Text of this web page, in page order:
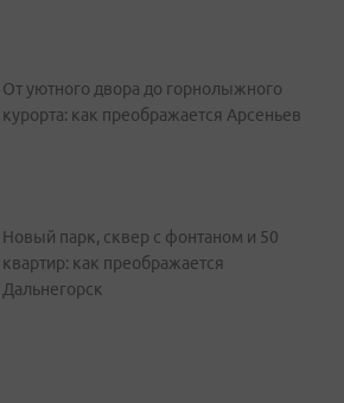
От уютного двора до горнолыжного
курорта: как преображается Арсеньев
Новый парк, сквер с фонтаном и 50
квартир: как преображается
Дальнегорск